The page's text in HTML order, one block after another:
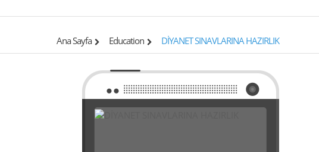
Ana Sayfa Education DİYANET SINAVLARINA HAZIRLIK